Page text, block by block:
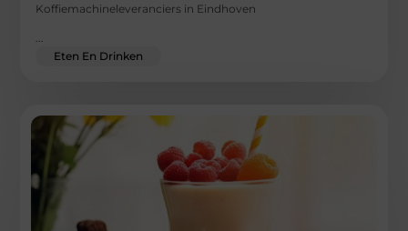
Koffiemachineleveranciers in Eindhoven
...
Eten En Drinken